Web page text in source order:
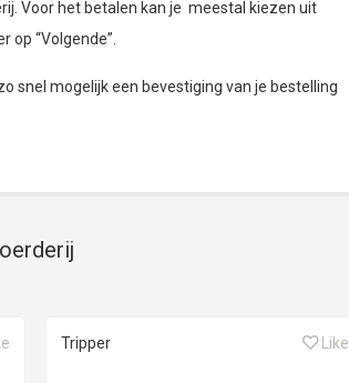
Voor het betalen kan je meestal kiezen uit
op “Volgende”.
snel mogelijk een bevestiging van je bestelling
Tripper Like